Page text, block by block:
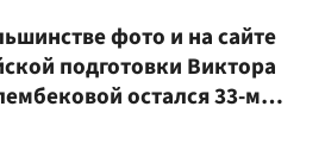
фото и на сайте
подготовки Виктора
остался 33-м…